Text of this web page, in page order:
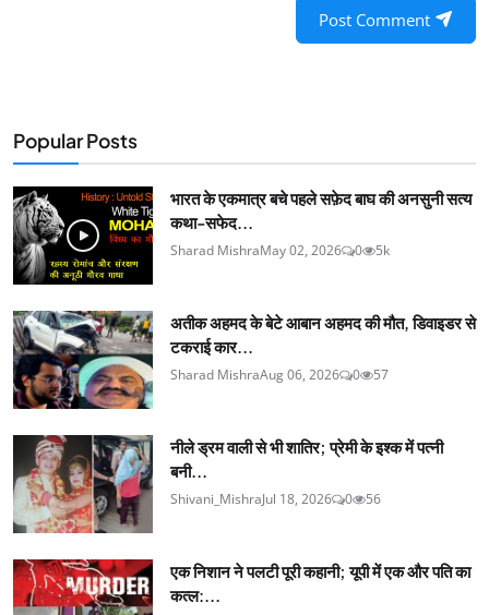
Post Comment
Popular Posts
भारत के एकमात्र बचे पहले सफ़ेद बाघ की अनसुनी सत्य
कथा-सफेद...
Sharad MishraMay 02, 2026 0 5k
अतीक अहमद के बेटे आबान अहमद की मौत, डिवाइडर से
टकराई कार...
Sharad MishraAug 06, 2026 0 57
नीले ड्रम वाली से भी शातिर; प्रेमी के इश्‍क में पत्नी
बनी...
Shivani_MishraJul 18, 2026 0 56
एक निशान ने पलटी पूरी कहानी; यूपी में एक और पति का
कत्ल:...